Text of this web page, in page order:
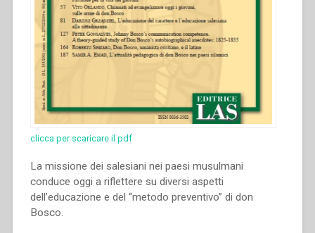
clicca per scaricare il pdf
La missione dei salesiani nei paesi musulmani
conduce oggi a riflettere su diversi aspetti
dell’educazione e del “metodo preventivo” di don
Bosco.